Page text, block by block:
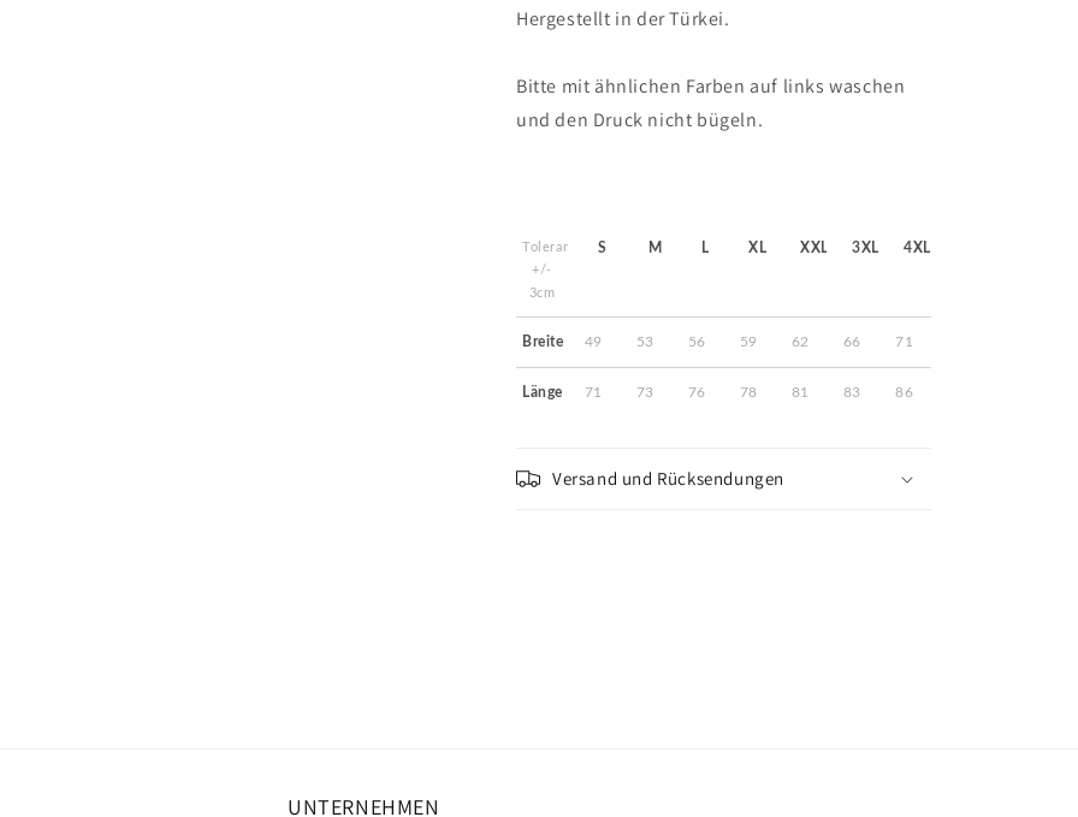
Hergestellt in der Türkei.
Bitte mit ähnlichen Farben auf links waschen
und den Druck nicht bügeln.
Toleranz
+/-
3cm
S M L XL XXL 3XL 4XL
Breite 49 53 56 59 62 66 71
Länge 71 73 76 78 81 83 86
Versand und Rücksendungen
UNTERNEHMEN